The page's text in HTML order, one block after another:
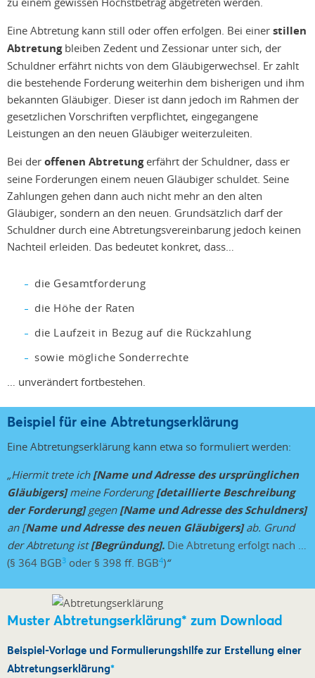
Eine Abtretung kann still oder offen erfolgen. Bei einer stillen
Abtretungbleiben Zedent und Zessionar unter sich, der
Schuldner erfährt nichts von dem Gläubigerwechsel. Er zahlt
die bestehende Forderung weiterhin dem bisherigen und ihm
bekannten Gläubiger. Dieser ist dann jedoch im Rahmen der
gesetzlichen Vorschriften verpflichtet, eingegangene
Leistungen an den neuen Gläubiger weiterzuleiten.
Bei der offenen Abtretungerfährt der Schuldner, dass er
seine Forderungen einem neuen Gläubiger schuldet. Seine
Zahlungen gehen dann auch nicht mehr an den alten
Gläubiger, sondern an den neuen. Grundsätzlich darf der
Schuldner durch eine Abtretungsvereinbarung jedoch keinen
Nachteil erleiden. Das bedeutet konkret, dass…
die Gesamtforderung
die Höhe der Raten
die Laufzeit in Bezug auf die Rückzahlung
sowie mögliche Sonderrechte
… unverändert fortbestehen.
Beispiel für eine Abtretungserklärung
Eine Abtretungserklärung kann etwa so formuliert werden:
„Hiermit trete ich [Name und Adresse des ursprünglichen
Gläubigers]meine Forderung[detaillierte Beschreibung
der Forderung]gegen [Name und Adresse des Schuldners]
an [Name und Adresse des neuen Gläubigers]ab. Grund
der Abtretung ist[Begründung]. Die Abtretung erfolgt nach …
(§ 364 BGB3 oder § 398 ff. BGB4)“
Muster Abtretungserklärung* zum Download
Beispiel-Vorlage und Formulierungshilfe zur Erstellung einer
Abtretungserklärung*